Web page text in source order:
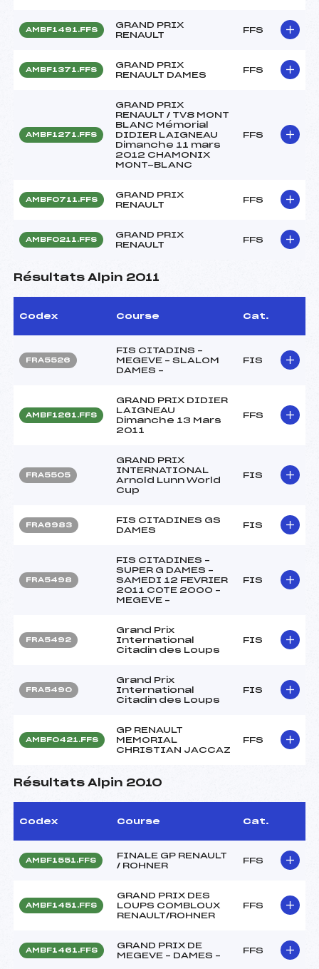
AMBF1491.FFS
GRAND PRIX
RENAULT
FFS
AMBF1371.FFS
GRAND PRIX
RENAULT DAMES
FFS
AMBF1271.FFS
GRAND PRIX
RENAULT / TV8 MONT
BLANC Mémorial
DIDIER LAIGNEAU
Dimanche 11 mars
2012 CHAMONIX
MONT-BLANC
FFS
AMBF0711.FFS
GRAND PRIX
RENAULT
FFS
AMBF0211.FFS
GRAND PRIX
RENAULT
FFS
Résultats Alpin 2011
Codex Course Cat.
FRA5526
FIS CITADINS –
MEGEVE – SLALOM
DAMES –
FIS
AMBF1261.FFS
GRAND PRIX DIDIER
LAIGNEAU
Dimanche 13 Mars
2011
FFS
FRA5505
GRAND PRIX
INTERNATIONAL
Arnold Lunn World
Cup
FIS
FRA6983
FIS CITADINES GS
DAMES
FIS
FRA5498
FIS CITADINES –
SUPER G DAMES –
SAMEDI 12 FEVRIER
2011 COTE 2000 –
MEGEVE –
FIS
FRA5492
Grand Prix
International
Citadin des Loups
FIS
FRA5490
Grand Prix
International
Citadin des Loups
FIS
AMBF0421.FFS
GP RENAULT
MEMORIAL
CHRISTIAN JACCAZ
FFS
Résultats Alpin 2010
Codex Course Cat.
AMBF1551.FFS
FINALE GP RENAULT
/ ROHNER
FFS
AMBF1451.FFS
GRAND PRIX DES
LOUPS COMBLOUX
RENAULT/ROHNER
FFS
AMBF1461.FFS
GRAND PRIX DE
MEGEVE – DAMES –
FFS